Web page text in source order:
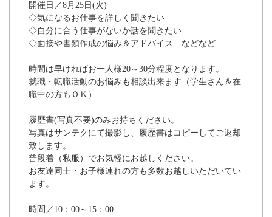
開催日／8月25日(火)
◇気になるお仕事を詳しく聞きたい
◇自分に合う仕事がないか話を聞きたい
◇面接や書類作成の悩み＆アドバイス などなど
時間は早ければお一人様20～30分程度となります。
就職・転職活動のお悩みも相談出来ます（学生さん＆在
職中の方もＯＫ）
履歴書(写真不要)のみお持ちください。
写真はサンテクにて撮影し、履歴書はコピーしてご返却
致します。
普段着（私服）でお気軽にお越しください。
お友達同士・お子様連れの方も多数お越しいただいてい
ます。
時間／10：00～15：00